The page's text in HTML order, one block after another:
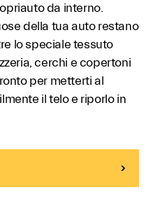
da interno.
della tua auto restano
lo speciale tessuto
cerchi e copertoni
per metterti al
il telo e riporlo in